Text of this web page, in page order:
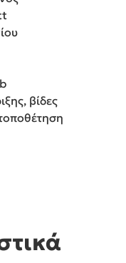
βίδες